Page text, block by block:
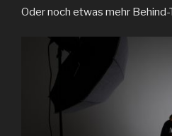
Oder noch etwas mehr